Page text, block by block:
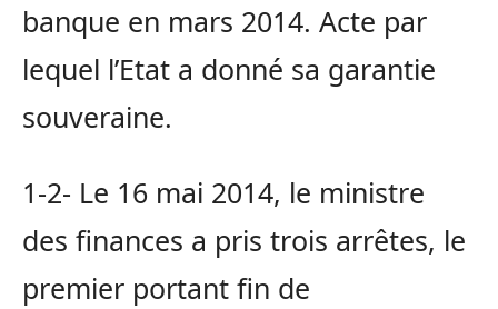
banque en mars 2014. Acte par
lequel l’Etat a donné sa garantie
souveraine.
1-2- Le 16 mai 2014, le ministre
des finances a pris trois arrêtes, le
premier portant fin de